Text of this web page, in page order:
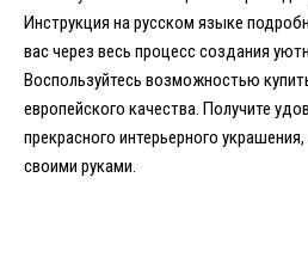
Инструкция на русском языке
вас через весь процесс создания
Воспользуйтесь возможностью
европейского качества. Получите
прекрасного интерьерного
своими руками.